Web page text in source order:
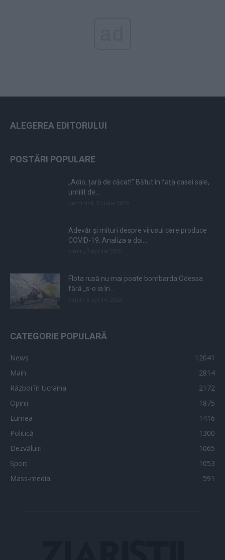
ALEGEREA EDITORULUI
POSTĂRI POPULARE
„Adio, țară de căcat!” Bătut în fața casei sale,
umilit de...
Adevăr și mituri despre virusul care produce
COVID-19. Analiza a doi...
Flota rusă nu mai poate bombarda Odessa
fără „s-o ia în...
CATEGORIE POPULARĂ
News
12041
Main
2814
Război în Ucraina
2172
Opinii
1875
Lumea
1416
Politică
1300
Dezvăluiri
1065
Sport
1053
Mass-media
591